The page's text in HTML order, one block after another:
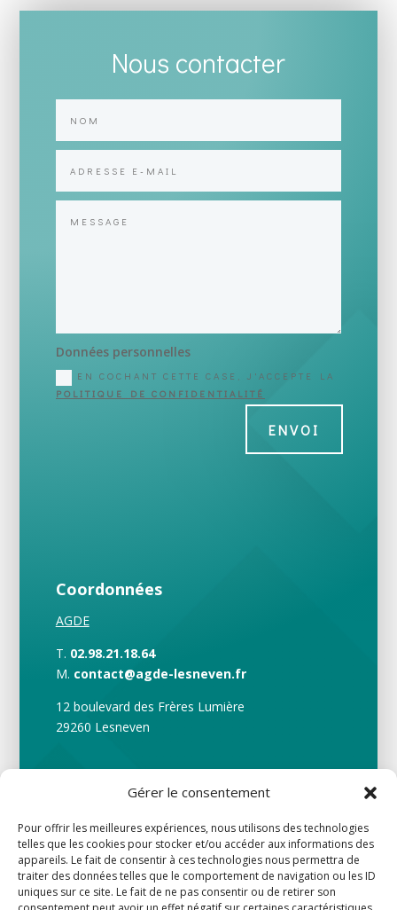
Gérer le consentement
Pour offrir les meilleures expériences, nous utilisons des technologies
telles que les cookies pour stocker et/ou accéder aux informations des
appareils. Le fait de consentir à ces technologies nous permettra de
traiter des données telles que le comportement de navigation ou les ID
uniques sur ce site. Le fait de ne pas consentir ou de retirer son
Nous contacter
Données personnelles
EN COCHANT CETTE CASE, J'ACCEPTE LA
POLITIQUE DE CONFIDENTIALITÉ
ENVOI
Coordonnées
AGDE
T. 02.98.21.18.64
M. contact@agde-lesneven.fr
12 boulevard des Frères Lumière
29260 Lesneven